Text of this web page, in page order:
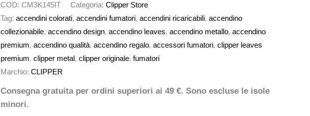
COD:CM3K145IT Categoria:Clipper Store
Tag:accendini colorati,accendini fumatori,accendini ricaricabili,accendino
collezionabile,accendino design,accendino leaves,accendino metallo,accendino
premium,accendino qualità,accendino regalo,accessori fumatori,clipper leaves
premium,clipper metal,clipper originale,fumatori
Marchio:CLIPPER
Consegna gratuita per ordini superiori ai 49 €. Sono escluse le isole
minori.